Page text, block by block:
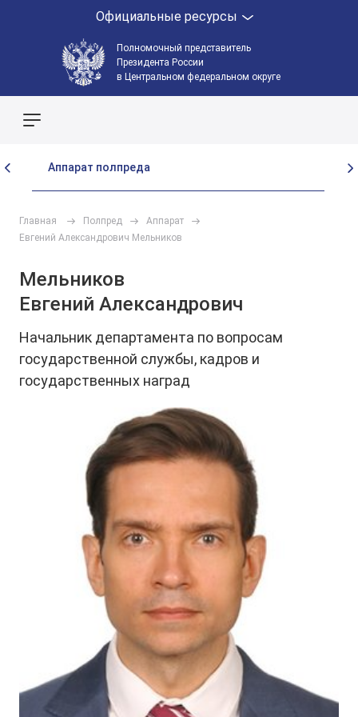
Полномочный представитель
Президента России
в Центральном федеральном округе
Официальные ресурсы
Аппарат полпреда
Главная Полпред
Аппарат
Евгений Александрович Мельников
Мельников
Евгений Александрович
Начальник департамента по вопросам
государственной службы, кадров и
государственных наград